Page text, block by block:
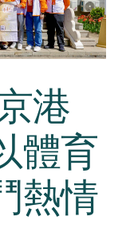
港
體育
熱情